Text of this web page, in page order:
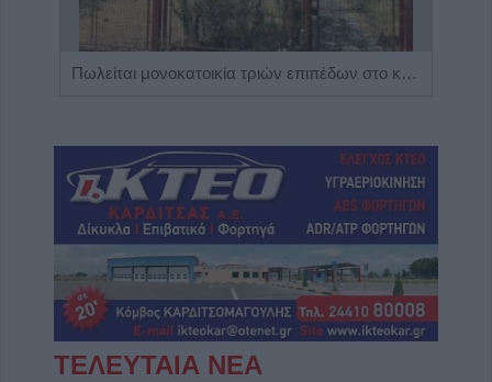
Πωλείται μονοκατοικία τριών επιπέδων στο καταπράσινο Πευκόφυτο Καρδίτσας
ΤΕΛΕΥΤΑΙΑ ΝΕΑ